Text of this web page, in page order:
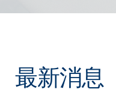
最新消息